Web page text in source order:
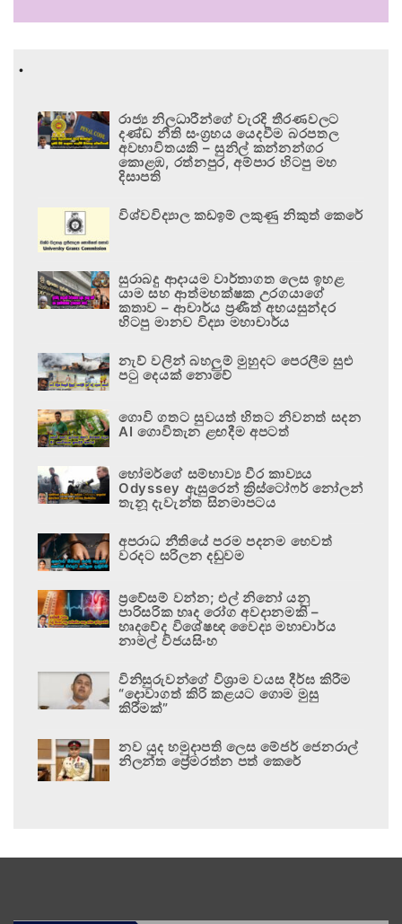
.
රාජ්‍ය නිලධාරීන්ගේ වැරදි තීරණවලට
දණ්ඩ නීති සංග්‍රහය යෙදවීම බරපතල
අවභාවිතයකි – සුනිල් කන්නන්ගර
කොළඹ, රත්නපුර, අම්පාර හිටපු මහ
දිසාපති
විශ්වවිද්‍යාල කඩඉම් ලකුණු නිකුත් කෙරේ
සුරාබදු ආදායම වාර්තාගත ලෙස ඉහළ
යාම සහ ආත්මභක්ෂක උරගයාගේ
කතාව – ආචාර්ය ප්‍රණීත් අභයසුන්දර
හිටපු මානව විද්‍යා මහාචාර්ය
නැව් වලින් බහලුම් මුහුදට පෙරලීම සුළු
පටු දෙයක් නොවේ
ගොවි ගතට සුවයත් හිතට නිවනත් සදන
AI ගොවිතැන ළඟදීම අපටත්
හෝමර්ගේ සම්භාව්‍ය වීර කාව්‍යය
Odyssey ඇසුරෙන් ක්‍රිස්ටෝෆර් නෝලන්
තැනූ දැවැන්ත සිනමාපටය
අපරාධ නීතියේ පරම පදනම හෙවත්
වරදට සරිලන දඬුවම
ප්‍රවේසම් වන්න; එල් නිනෝ යනු
පාරිසරික හෘද රෝග අවදානමකි –
හෘදවේද විශේෂඥ වෛද්‍ය මහාචාර්ය
නාමල් විජයසිංහ
විනිසුරුවන්ගේ විශ්‍රාම වයස දීර්ඝ කිරීම
“දොවාගත් කිරි කළයට ගොම මුසු
කිරීමක්”
නව යුද හමුදාපති ලෙස මේජර් ජෙනරාල්
නිලන්ත ප්‍රේමරත්න පත් කෙරේ